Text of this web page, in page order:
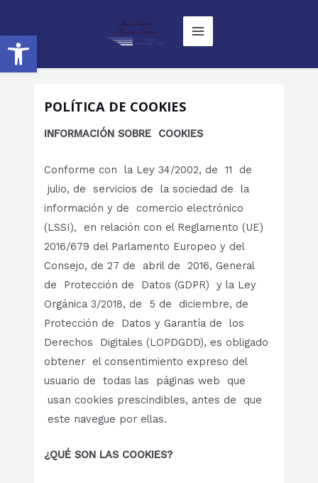
Abrir barra de herramientas
contenido
Main
Menu
POLÍTICA DE COOKIES
INFORMACIÓNSOBRE COOKIES
Conforme con la Ley 34/2002, de 11 de
julio, de servicios de la sociedad de la
información y de comercio electrónico
(LSSI), en relación con el Reglamento (UE)
2016/679 del Parlamento Europeo y del
Consejo, de 27 de abril de 2016, General
de Protección de Datos (GDPR) y la Ley
Orgánica 3/2018, de 5 de diciembre, de
Protección de Datos y Garantía de los
Derechos Digitales (LOPDGDD), es obligado
obtener el consentimiento expreso del
usuario de todas las páginas web que
usan cookies prescindibles, antes de que
este navegue por ellas.
¿QUÉ SON LAS COOKIES?